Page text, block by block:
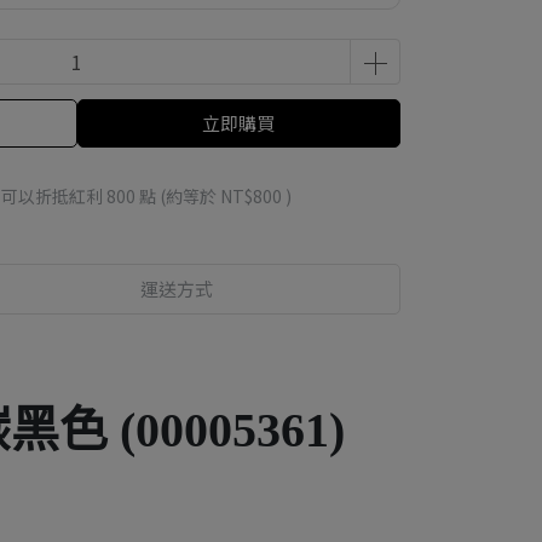
立即購買
以折抵紅利 800 點 (約等於 NT$800 )
運送方式
色 (00005361)